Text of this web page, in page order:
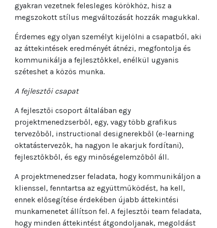
gyakran vezetnek felesleges körökhöz, hisz a
megszokott stílus megváltozását hozzák magukkal.
Érdemes egy olyan személyt kijelölni a csapatból, aki
az áttekintések eredményét átnézi, megfontolja és
kommunikálja a fejlesztőkkel, enélkül ugyanis
széteshet a közös munka.
A fejlesztői csapat
A fejlesztői csoport általában egy
projektmenedzserből, egy, vagy több grafikus
tervezőből, instructional designerekből (e-learning
oktatástervezők, ha nagyon le akarjuk fordítani),
fejlesztőkből, és egy minőségelemzőből áll.
A projektmenedzser feladata, hogy kommunikáljon a
klienssel, fenntartsa az együttműködést, ha kell,
ennek elősegítése érdekében újabb áttekintési
munkamenetet állítson fel. A fejlesztői team feladata,
hogy minden áttekintést átgondoljanak, megoldást